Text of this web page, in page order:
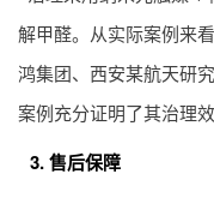
解甲醛。从实际案例来
鸿集团、西安某航天研
案例充分证明了其治理效
3. 售后保障